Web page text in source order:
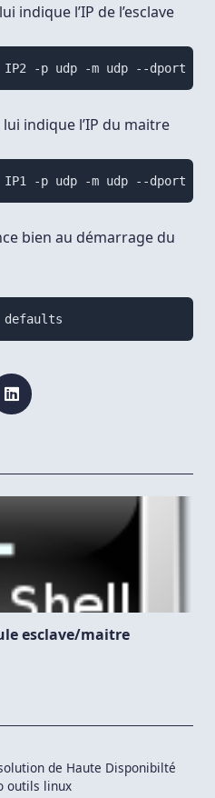
indique l’IP de l’esclave
-p udp -m udp --dport 694
indique l’IP du maitre
-p udp -m udp --dport 694
bien au démarrage du
defaults
esclave/maitre
de Haute Disponibilté
outils linux